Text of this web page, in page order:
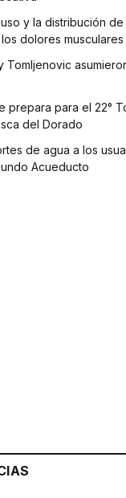
y la distribución
dolores musculares
Tomljenovic
prepara para el 22°
del Dorado
de agua a los
Acueducto